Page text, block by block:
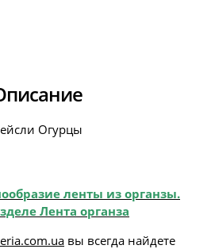
Огурцы
ленты из органзы.
Лента органза
вы всегда найдете